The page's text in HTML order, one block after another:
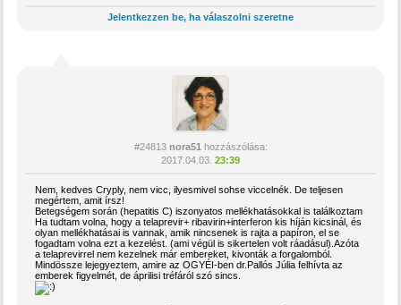
Jelentkezzen be, ha válaszolni szeretne
#24813 nora51 hozzászólása:
2017.04.03. 23:39
Nem, kedves Cryply, nem vicc, ilyesmivel sohse viccelnék. De teljesen
megértem, amit írsz!
Betegségem során (hepatitis C) iszonyatos mellékhatásokkal is találkoztam
Ha tudtam volna, hogy a telaprevir+ ribavirin+interferon kis híján kicsinál, és
olyan mellékhatásai is vannak, amik nincsenek is rajta a papíron, el se
fogadtam volna ezt a kezelést. (ami végül is sikertelen volt ráadásul).Azóta
a telaprevirrel nem kezelnek már embereket, kivonták a forgalomból.
Mindössze lejegyeztem, amire az OGYÉI-ben dr.Pallós Júlia felhívta az
emberek figyelmét, de áprilisi tréfáról szó sincs.